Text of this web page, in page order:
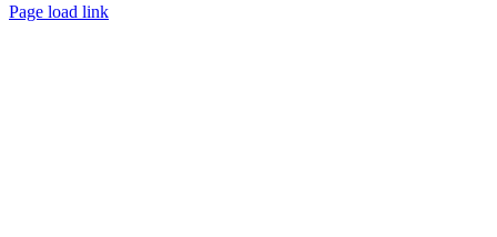
Page load link